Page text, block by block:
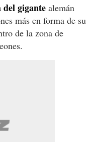
del gigante alemán
más en forma de su
de la zona de